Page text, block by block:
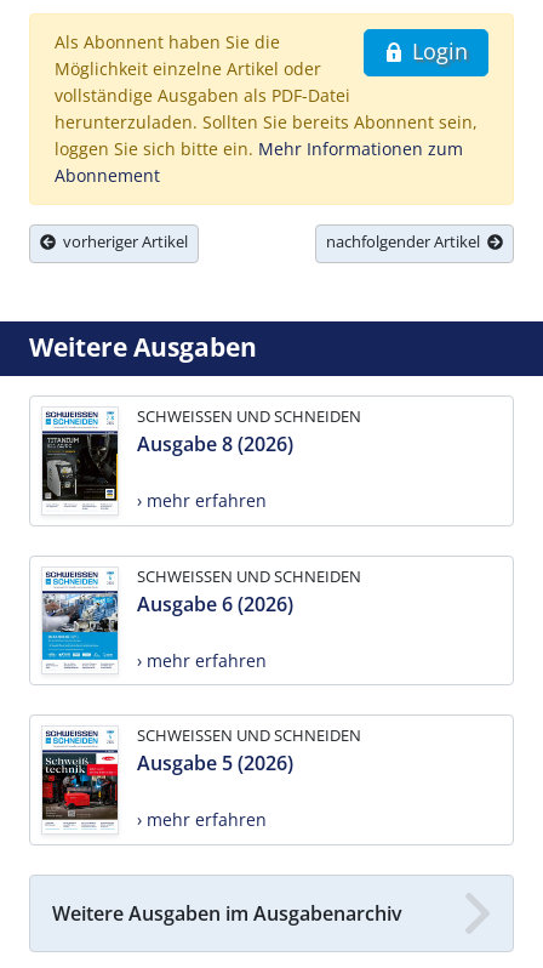
Login
Als Abonnent haben Sie die
Möglichkeit einzelne Artikel oder
vollständige Ausgaben als PDF-Datei
herunterzuladen. Sollten Sie bereits Abonnent sein,
loggen Sie sich bitte ein. Mehr Informationen zum
Abonnement
vorheriger Artikel nachfolgender Artikel
Weitere Ausgaben
SCHWEISSEN UND SCHNEIDEN
Ausgabe 8 (2026)
› mehr erfahren
SCHWEISSEN UND SCHNEIDEN
Ausgabe 6 (2026)
› mehr erfahren
SCHWEISSEN UND SCHNEIDEN
Ausgabe 5 (2026)
› mehr erfahren
Weitere Ausgaben im Ausgabenarchiv